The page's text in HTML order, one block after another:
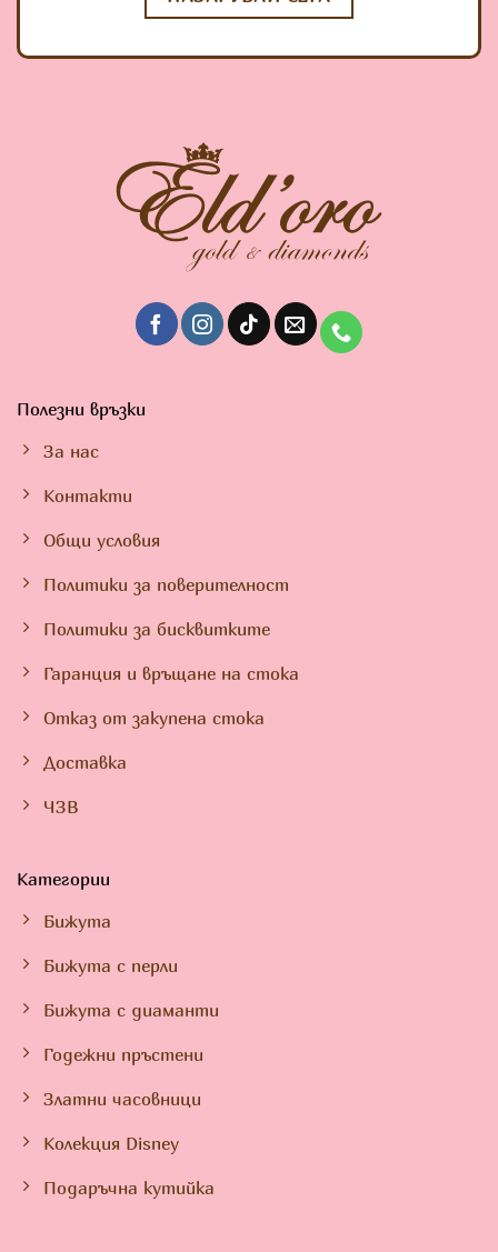
Полезни връзки
За нас
Контакти
Общи условия
Политики за поверителност
Политики за бисквитките
Гаранция и връщане на стока
Отказ от закупена стока
Доставка
ЧЗВ
Категории
Бижута
Бижута с перли
Бижута с диаманти
Годежни пръстени
Златни часовници
Колекция Disney
Подаръчна кутийка